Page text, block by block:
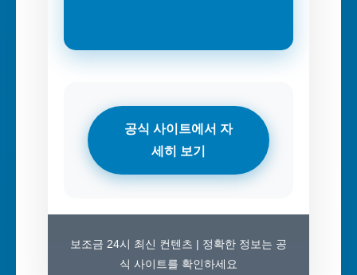
공식 사이트에서 자
세히 보기
보조금 24시 최신 컨텐츠 | 정확한 정보는 공
식 사이트를 확인하세요